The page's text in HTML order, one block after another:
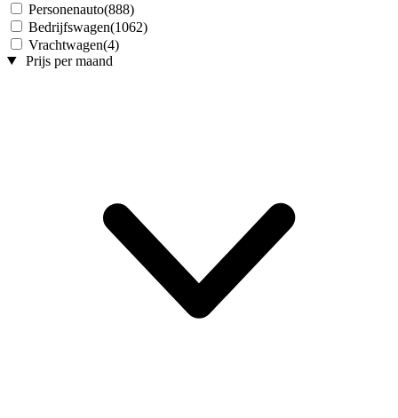
Personenauto(888)
Bedrijfswagen(1062)
Vrachtwagen(4)
Prijs per maand